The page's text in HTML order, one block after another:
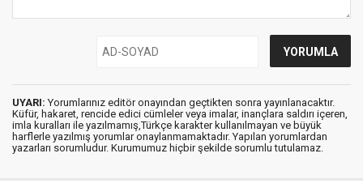
UYARI: Yorumlarınız editör onayından geçtikten sonra yayınlanacaktır.
Küfür, hakaret, rencide edici cümleler veya imalar, inançlara saldırı içeren,
imla kuralları ile yazılmamış,Türkçe karakter kullanılmayan ve büyük
harflerle yazılmış yorumlar onaylanmamaktadır. Yapılan yorumlardan
yazarları sorumludur. Kurumumuz hiçbir şekilde sorumlu tutulamaz.